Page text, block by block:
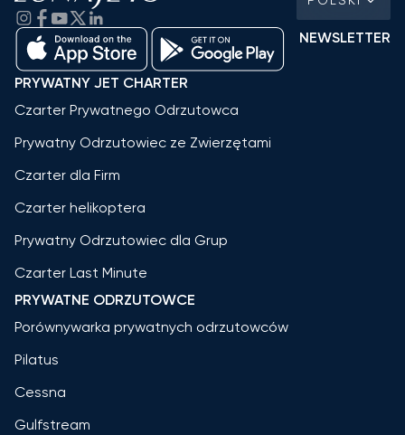
NEWSLETTER
PRYWATNY JET CHARTER
Czarter Prywatnego Odrzutowca
Prywatny Odrzutowiec ze Zwierzętami
Czarter dla Firm
Czarter helikoptera
Prywatny Odrzutowiec dla Grup
Czarter Last Minute
PRYWATNE ODRZUTOWCE
Porównywarka prywatnych odrzutowców
Pilatus
Cessna
Gulfstream